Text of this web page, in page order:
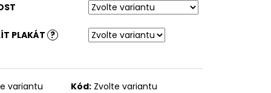
PLAKÁT ?
variantu Kód: Zvolte variantu